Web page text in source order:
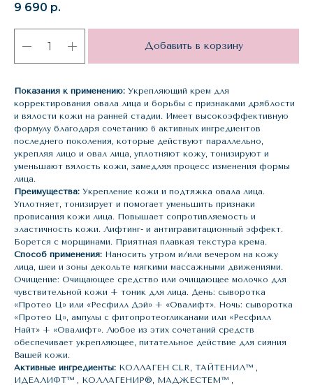
9 690 р.
Добавить в корзину
Показания к применению: Укрепляющий крем для
корректирования овала лица и борьбы с признаками дряблости
и вялости кожи на ранней стадии. Имеет высокоэффективную
формулу благодаря сочетанию 6 активных ингредиентов
последнего поколения, которые действуют параллельно,
укрепляя лицо и овал лица, уплотняют кожу, тонизируют и
уменьшают вялость кожи, замедляя процесс изменения формы
лица.
Преимущества: Укрепление кожи и подтяжка овала лица.
Уплотняет, тонизирует и помогает уменьшить признаки
провисания кожи лица. Повышает сопротивляемость и
эластичность кожи. Лифтинг- и антигравитационный эффект.
Борется с морщинами. Приятная плавкая текстура крема.
Способ применения: Наносить утром и/или вечером на кожу
лица, шеи и зоны декольте мягкими массажными движениями.
Очищение: Очищающее средство или очищающее молочко для
чувствительной кожи + тоник для лица. День: сыворотка
«Протео Ц» или «Ресфилл Дэй» + «Овалифт». Ночь: сыворотка
«Протео Ц», ампулы с фитопротеогликанами или «Ресфилл
Найт» + «Овалифт». Любое из этих сочетаний средств
обеспечивает укрепляющее, питательное действие для сияния
Вашей кожи.
Активные ингредиенты: КОЛЛАГЕН CLR, ТАЙТЕНИЛ™ ,
ИДЕАЛИФТ™ , КОЛЛАГЕНИР®, МАДЖЕСТЕМ™ ,